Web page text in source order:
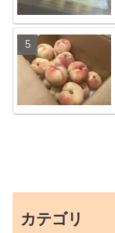
カテゴリ